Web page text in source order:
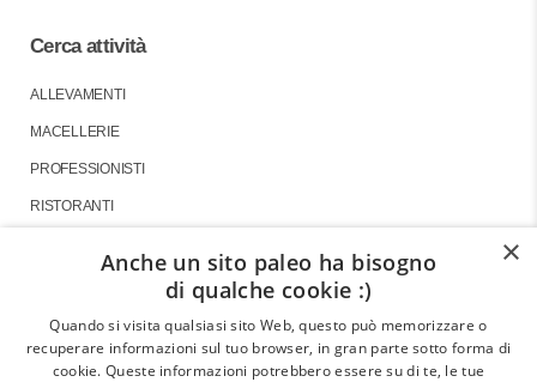
Cerca attività
ALLEVAMENTI
MACELLERIE
PROFESSIONISTI
RISTORANTI
GLI ARTICOLI
×
Anche un sito paleo ha bisogno
di qualche cookie :)
Quando si visita qualsiasi sito Web, questo può memorizzare o
recuperare informazioni sul tuo browser, in gran parte sotto forma di
cookie. Queste informazioni potrebbero essere su di te, le tue